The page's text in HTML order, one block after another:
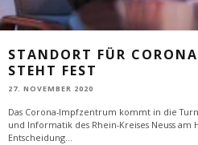
STANDORT FÜR
STEHT FEST
27. NOVEMBER 2020
Das Corona-Impfzentrum kommt in die
und Informatik des Rhein-Kreises Neuss am
Entscheidung...